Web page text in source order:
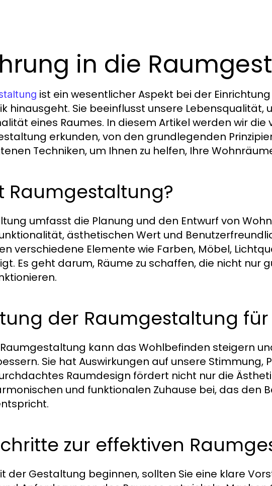
in die
ist ein wesentlicher Aspekt bei der
hinausgeht. Sie beeinflusst unsere Lebensqualität,
eines Raumes. In diesem Artikel werden wir
erkunden, von den grundlegenden
Techniken, um Ihnen zu helfen, Ihre
Raumgestaltung?
umfasst die Planung und den Entwurf von
ästhetischen Wert und
verschiedene Elemente wie Farben, Möbel,
Es geht darum, Räume zu schaffen, die nicht nur
der Raumgestaltung
kann das Wohlbefinden steigern
Sie hat Auswirkungen auf unsere Stimmung,
Raumdesign fördert nicht nur die
und funktionalen Zuhause bei, das den
zur effektiven
der Gestaltung beginnen, sollten Sie eine klare